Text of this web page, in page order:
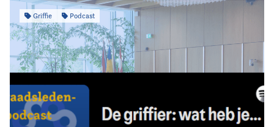
Griffie Podcast